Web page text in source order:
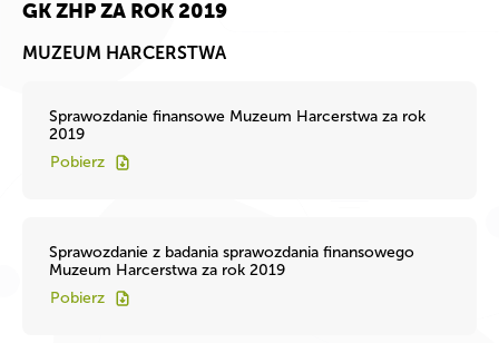
GK ZHP ZA ROK 2019
MUZEUM HARCERSTWA
Sprawozdanie finansowe Muzeum Harcerstwa za rok
2019
Pobierz
Sprawozdanie z badania sprawozdania finansowego
Muzeum Harcerstwa za rok 2019
Pobierz